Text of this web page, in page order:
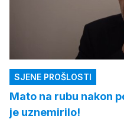
SJENE PROŠLOSTI
Mato na rubu nakon
je uznemirilo!